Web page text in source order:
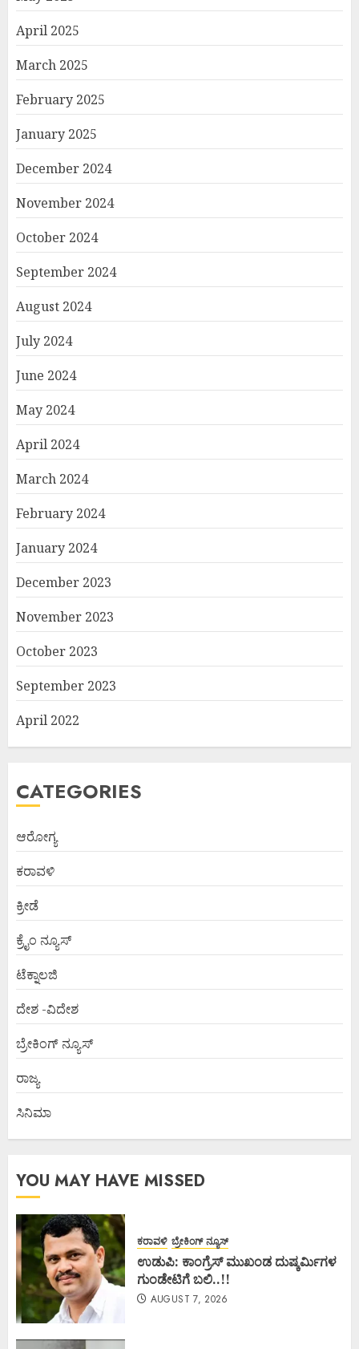
April 2025
March 2025
February 2025
January 2025
December 2024
November 2024
October 2024
September 2024
August 2024
July 2024
June 2024
May 2024
April 2024
March 2024
February 2024
January 2024
December 2023
November 2023
October 2023
September 2023
April 2022
CATEGORIES
ಆರೋಗ್ಯ
ಕರಾವಳಿ
ಕ್ರೀಡೆ
ಕ್ರೈಂ ನ್ಯೂಸ್
ಟೆಕ್ನಾಲಜಿ
ದೇಶ -ವಿದೇಶ
ಬ್ರೇಕಿಂಗ್ ನ್ಯೂಸ್
ರಾಜ್ಯ
ಸಿನಿಮಾ
YOU MAY HAVE MISSED
ಕರಾವಳಿ ಬ್ರೇಕಿಂಗ್ ನ್ಯೂಸ್
ಉಡುಪಿ: ಕಾಂಗ್ರೆಸ್ ಮುಖಂಡ ದುಷ್ಕರ್ಮಿಗಳ
ಗುಂಡೇಟಿಗೆ ಬಲಿ..!!
AUGUST 7, 2026